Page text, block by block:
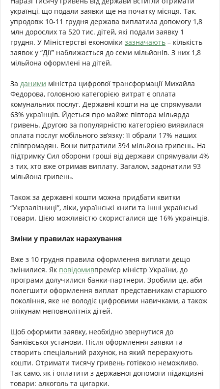
українці, що подали заявки ще на початку місяця. Так,
упродовж 10-11 грудня держава виплатила допомогу 1,8
млн дорослих та 520 тис. дітей, які подали заявку 1
грудня. У Міністерстві економіки зазначають – кількість
заявок у “Дії” наближається до семи мільйонів. З них 1,8
мільйона оформлені на дітей.
За даними міністра цифрової трансформації Михайла
Федорова, головною категорією витрат є оплата
комунальних послуг. Державні кошти на це спрямували
63% українців. Йдеться про майже півтора мільярда
гривень. Другою за популярністю категорією виявилася
оплата послуг мобільного зв’язку: її обрали 17% наших
співгромадян. Вони витратили 394 мільйона гривень. На
підтримку Сил оборони гроші від держави спрямували 4%
з тих, хто вже отримав виплату. Загалом, задонатили 93
мільйона гривень.
Також за державні кошти можна придбати квитки
“Укрзалізниці”, ліки, українські книги та інші українські
товари. Цією можливістю скористалися ще 16% українців.
Зміни у правилах нарахування
Вже з 10 грудня правила оформлення виплати дещо
змінилися. Як повідомивпрем’єр міністр України, до
програми долучилися банки-партнери. Зробили це, аби
полегшити оформлення виплат представникам старшого
покоління, яке не володіє цифровими навичками, а також
опікунам неповнолітніх дітей.
Щоб оформити заявку, необхідно звернутися до
банківської установи. Після оформлення заявки та
створить спеціальний рахунок, на який перерахують
кошти. Отримати тисячу гривень готівкою неможливо.
Так само, як і оплатити з державної допомоги підакцизні
товари: алкоголь та цигарки.